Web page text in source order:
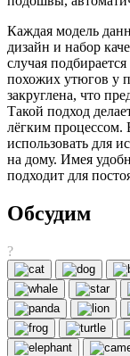
Каждая модель
дизайн и набор
случая
похожих утюгов у
закруглена, что
Такой подход
лёгким
использовать для
на дому. Имея
подходит для
Обсудим
?